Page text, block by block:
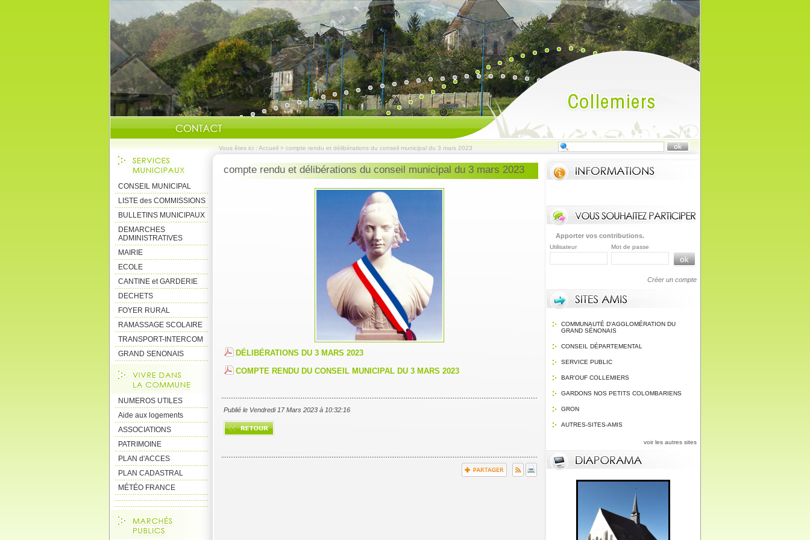
Vous êtes ici : Accueil > compte rendu et délibérations du conseil municipal du 3 mars 2023
CONSEIL MUNICIPAL
LISTE des COMMISSIONS
BULLETINS MUNICIPAUX
DEMARCHES
ADMINISTRATIVES
MAIRIE
ECOLE
CANTINE et GARDERIE
DECHETS
FOYER RURAL
RAMASSAGE SCOLAIRE
TRANSPORT-INTERCOM
GRAND SENONAIS
NUMEROS UTILES
Aide aux logements
ASSOCIATIONS
PATRIMOINE
PLAN d'ACCES
PLAN CADASTRAL
MÉTÉO FRANCE
compte rendu et délibérations du conseil municipal du 3 mars 2023
DÉLIBÉRATIONS DU 3 MARS 2023
COMPTE RENDU DU CONSEIL MUNICIPAL DU 3 MARS 2023
Publié le Vendredi 17 Mars 2023 à 10:32:16
Apporter vos contributions.
Utilisateur Mot de passe
Créer un compte
COMMUNAUTÉ D'AGGLOMÉRATION DU
GRAND SÉNONAIS
CONSEIL DÉPARTEMENTAL
SERVICE PUBLIC
BAR'OUF COLLEMIERS
GARDONS NOS PETITS COLOMBARIENS
GRON
AUTRES-SITES-AMIS
voir les autres sites